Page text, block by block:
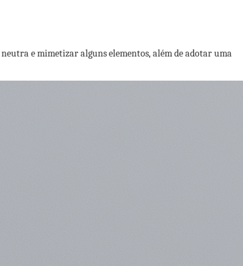
e mimetizar alguns elementos, além de adotar uma